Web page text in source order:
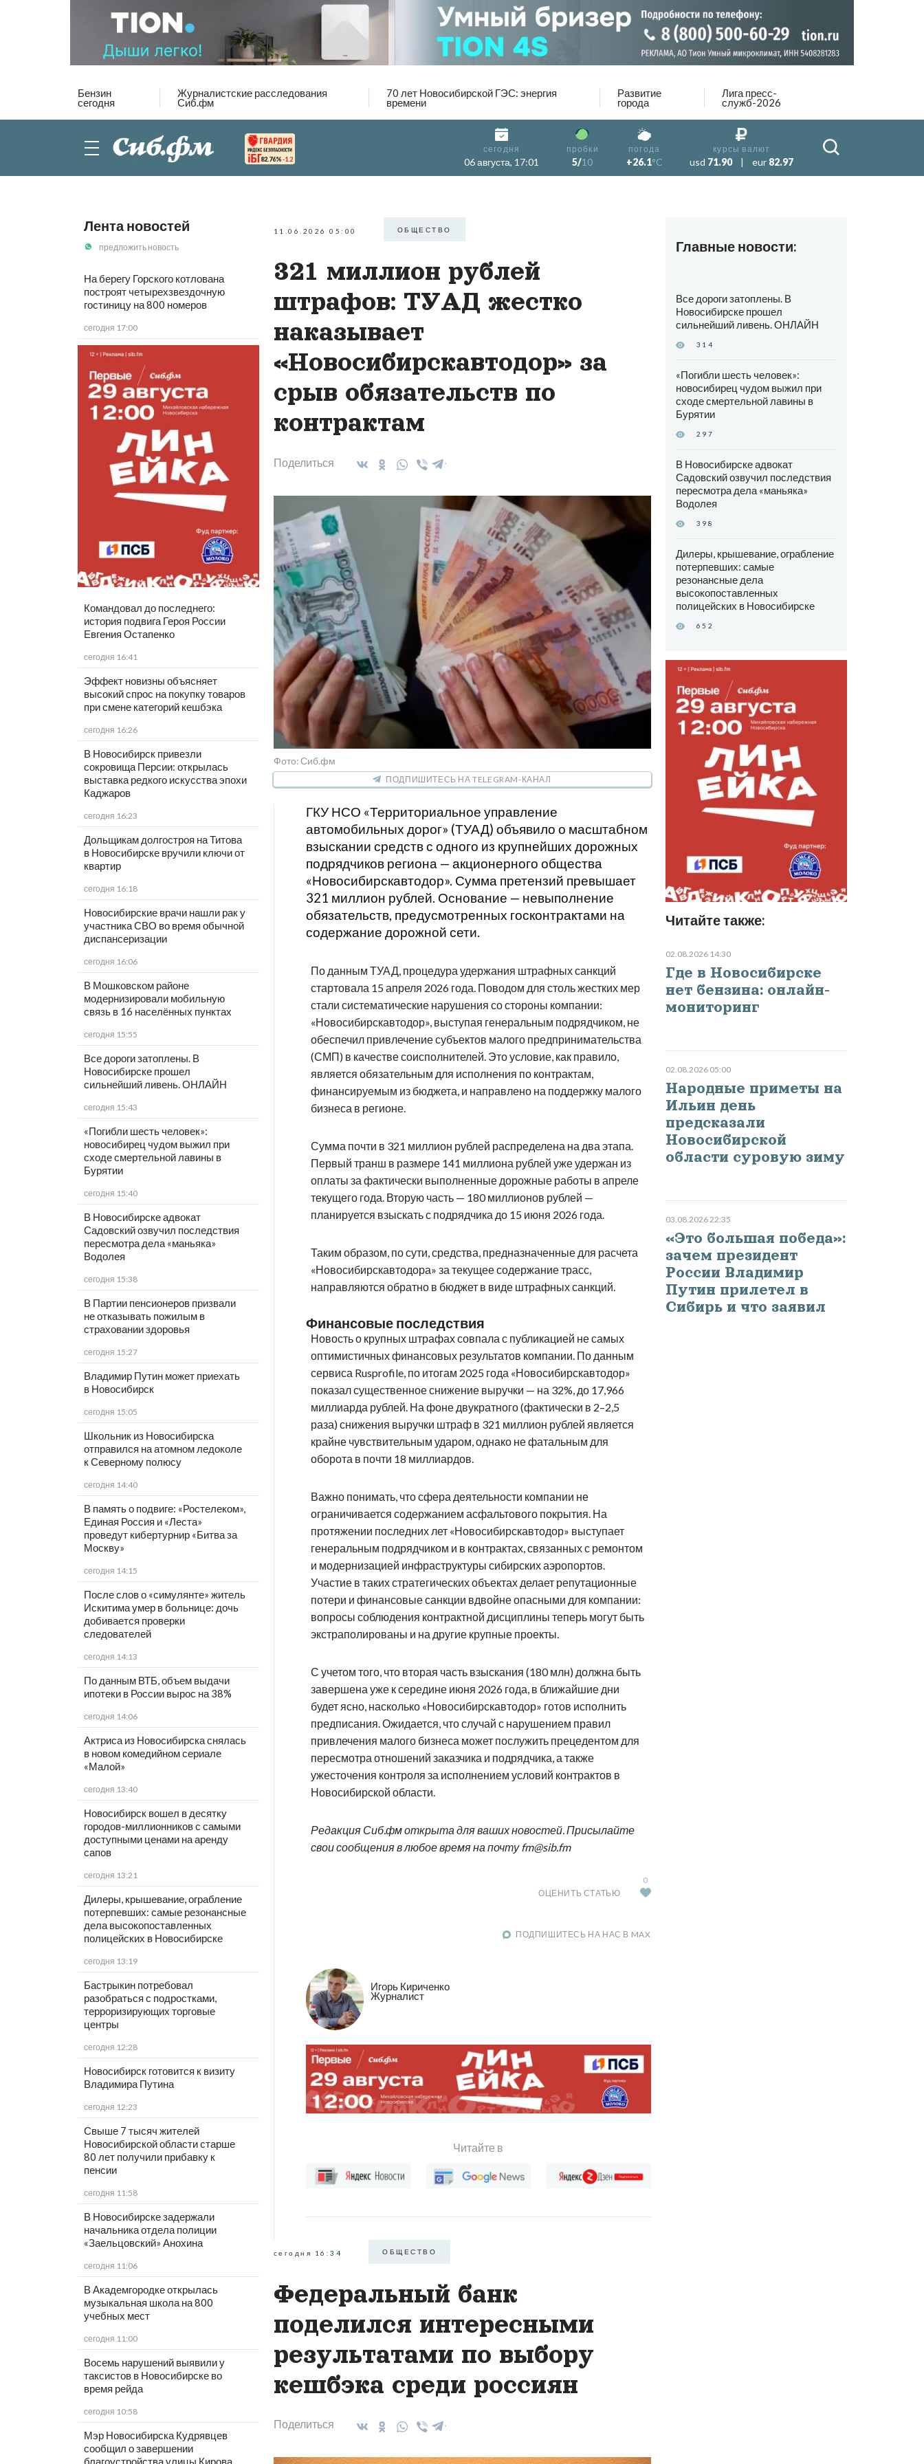
Бензин
сегодня
Журналистские расследования
Сиб.фм
70 лет Новосибирской ГЭС: энергия
времени
Развитие
города
Лига пресс-
служб-2026
82.76% -1.2
сегодня
06 августа, 17:01
пробки
5/10
погода
+26.1°C
курсы валют
usd 71.90 | eur 82.97
Лента новостей
предложить новость
На берегу Горского котлована
построят четырехзвездочную
гостиницу на 800 номеров
сегодня 17:00
Командовал до последнего:
история подвига Героя России
Евгения Остапенко
сегодня 16:41
Эффект новизны объясняет
высокий спрос на покупку товаров
при смене категорий кешбэка
сегодня 16:26
В Новосибирск привезли
сокровища Персии: открылась
выставка редкого искусства эпохи
Каджаров
сегодня 16:23
Дольщикам долгостроя на Титова
в Новосибирске вручили ключи от
квартир
сегодня 16:18
Новосибирские врачи нашли рак у
участника СВО во время обычной
диспансеризации
сегодня 16:06
В Мошковском районе
модернизировали мобильную
связь в 16 населённых пунктах
сегодня 15:55
Все дороги затоплены. В
Новосибирске прошел
сильнейший ливень. ОНЛАЙН
сегодня 15:43
«Погибли шесть человек»:
новосибирец чудом выжил при
сходе смертельной лавины в
Бурятии
сегодня 15:40
В Новосибирске адвокат
Садовский озвучил последствия
пересмотра дела «маньяка»
Водолея
сегодня 15:38
В Партии пенсионеров призвали
не отказывать пожилым в
страховании здоровья
сегодня 15:27
Владимир Путин может приехать
в Новосибирск
сегодня 15:05
Школьник из Новосибирска
отправился на атомном ледоколе
к Северному полюсу
сегодня 14:40
В память о подвиге: «Ростелеком»,
Единая Россия и «Леста»
проведут кибертурнир «Битва за
Москву»
сегодня 14:15
После слов о «симулянте» житель
Искитима умер в больнице: дочь
добивается проверки
следователей
сегодня 14:13
По данным ВТБ, объем выдачи
ипотеки в России вырос на 38%
сегодня 14:06
Актриса из Новосибирска снялась
в новом комедийном сериале
«Малой»
сегодня 13:40
Новосибирск вошел в десятку
городов-миллионников с самыми
доступными ценами на аренду
сапов
сегодня 13:21
Дилеры, крышевание, ограбление
потерпевших: самые резонансные
дела высокопоставленных
полицейских в Новосибирске
сегодня 13:19
Бастрыкин потребовал
разобраться с подростками,
терроризирующих торговые
центры
сегодня 12:28
Новосибирск готовится к визиту
Владимира Путина
сегодня 12:23
Свыше 7 тысяч жителей
Новосибирской области старше
80 лет получили прибавку к
пенсии
сегодня 11:58
В Новосибирске задержали
начальника отдела полиции
«Заельцовский» Анохина
сегодня 11:06
В Академгородке открылась
музыкальная школа на 800
учебных мест
сегодня 11:00
Восемь нарушений выявили у
таксистов в Новосибирске во
время рейда
сегодня 10:58
Мэр Новосибирска Кудрявцев
сообщил о завершении
11.06.2026 05:00 ОБЩЕСТВО
321 миллион рублей
штрафов: ТУАД жестко
наказывает
«Новосибирскавтодор» за
срыв обязательств по
контрактам
Поделиться
Фото: Сиб.фм
ПОДПИШИТЕСЬ НА TELEGRAM-КАНАЛ
ГКУ НСО «Территориальное управление
автомобильных дорог» (ТУАД) объявило о масштабном
взыскании средств с одного из крупнейших дорожных
подрядчиков региона — акционерного общества
«Новосибирскавтодор». Сумма претензий превышает
321 миллион рублей. Основание — невыполнение
обязательств, предусмотренных госконтрактами на
содержание дорожной сети.
По данным ТУАД, процедура удержания штрафных санкций
стартовала 15 апреля 2026 года. Поводом для столь жестких мер
стали систематические нарушения со стороны компании:
«Новосибирскавтодор», выступая генеральным подрядчиком, не
обеспечил привлечение субъектов малого предпринимательства
(СМП) в качестве соисполнителей. Это условие, как правило,
является обязательным для исполнения по контрактам,
финансируемым из бюджета, и направлено на поддержку малого
бизнеса в регионе.
Сумма почти в 321 миллион рублей распределена на два этапа.
Первый транш в размере 141 миллиона рублей уже удержан из
оплаты за фактически выполненные дорожные работы в апреле
текущего года. Вторую часть — 180 миллионов рублей —
планируется взыскать с подрядчика до 15 июня 2026 года.
Таким образом, по сути, средства, предназначенные для расчета
«Новосибирскавтодора» за текущее содержание трасс,
направляются обратно в бюджет в виде штрафных санкций.
Финансовые последствия
Новость о крупных штрафах совпала с публикацией не самых
оптимистичных финансовых результатов компании. По данным
сервиса Rusprofile, по итогам 2025 года «Новосибирскавтодор»
показал существенное снижение выручки — на 32%, до 17,966
миллиарда рублей. На фоне двукратного (фактически в 2–2,5
раза) снижения выручки штраф в 321 миллион рублей является
крайне чувствительным ударом, однако не фатальным для
оборота в почти 18 миллиардов.
Важно понимать, что сфера деятельности компании не
ограничивается содержанием асфальтового покрытия. На
протяжении последних лет «Новосибирскавтодор» выступает
генеральным подрядчиком и в контрактах, связанных с ремонтом
и модернизацией инфраструктуры сибирских аэропортов.
Участие в таких стратегических объектах делает репутационные
потери и финансовые санкции вдвойне опасными для компании:
вопросы соблюдения контрактной дисциплины теперь могут быть
экстраполированы и на другие крупные проекты.
С учетом того, что вторая часть взыскания (180 млн) должна быть
завершена уже к середине июня 2026 года, в ближайшие дни
будет ясно, насколько «Новосибирскавтодор» готов исполнить
предписания. Ожидается, что случай с нарушением правил
привлечения малого бизнеса может послужить прецедентом для
пересмотра отношений заказчика и подрядчика, а также
ужесточения контроля за исполнением условий контрактов в
Новосибирской области.
Редакция Сиб.фм открыта для ваших новостей. Присылайте
свои сообщения в любое время на почту fm@sib.fm
ОЦЕНИТЬ СТАТЬЮ
0
ПОДПИШИТЕСЬ НА НАС В MAX
Игорь Кириченко
Журналист
Читайте в
сегодня 16:34 ОБЩЕСТВО
Федеральный банк
поделился интересными
результатами по выбору
кешбэка среди россиян
Поделиться
Главные новости:
Все дороги затоплены. В
Новосибирске прошел
сильнейший ливень. ОНЛАЙН
314
«Погибли шесть человек»:
новосибирец чудом выжил при
сходе смертельной лавины в
Бурятии
297
В Новосибирске адвокат
Садовский озвучил последствия
пересмотра дела «маньяка»
Водолея
398
Дилеры, крышевание, ограбление
потерпевших: самые
резонансные дела
высокопоставленных
полицейских в Новосибирске
652
Читайте также:
02.08.2026 14:30
Где в Новосибирске
нет бензина: онлайн-
мониторинг
02.08.2026 05:00
Народные приметы на
Ильин день
предсказали
Новосибирской
области суровую зиму
03.08.2026 22:35
«Это большая победа»:
зачем президент
России Владимир
Путин прилетел в
Сибирь и что заявил